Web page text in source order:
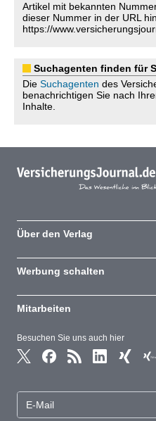
Artikel mit bekannten
dieser Nummer in der URL
https://
Suchagenten finden für
Die Suchagenten des
benachrichtigen Sie nach
Inhalte.
Besuchen Sie uns auch hier
Über den Verlag
Werbung schalten
Mitarbeiten